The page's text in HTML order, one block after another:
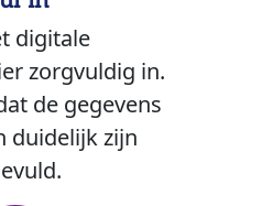
digitale
zorgvuldig in.
de gegevens
duidelijk zijn